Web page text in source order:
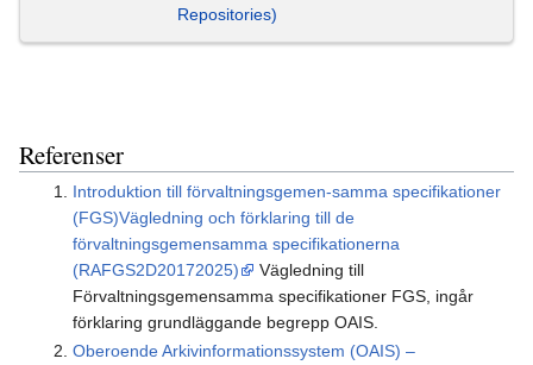
Repositories)
Referenser
Introduktion till förvaltningsgemen-samma specifikationer
(FGS)Vägledning och förklaring till de
förvaltningsgemensamma specifikationerna
(RAFGS2D20172025)
Vägledning till
Förvaltningsgemensamma specifikationer FGS, ingår
förklaring grundläggande begrepp OAIS.
Oberoende Arkivinformationssystem (OAIS) –